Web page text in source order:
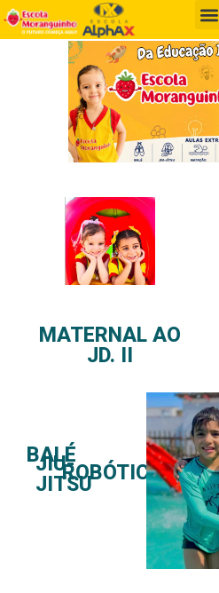
MATERNAL AO
JD. II
BALÉ
JIU-
JITSU
ROBÓTICA